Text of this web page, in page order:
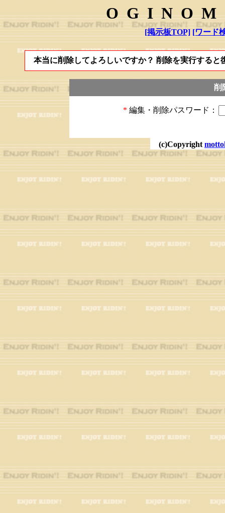
[掲示板TOP] [ワード
本当に削除してよろしいですか？ 削除を実行する
削
* 編集・削除パスワード：
(c)Copyright